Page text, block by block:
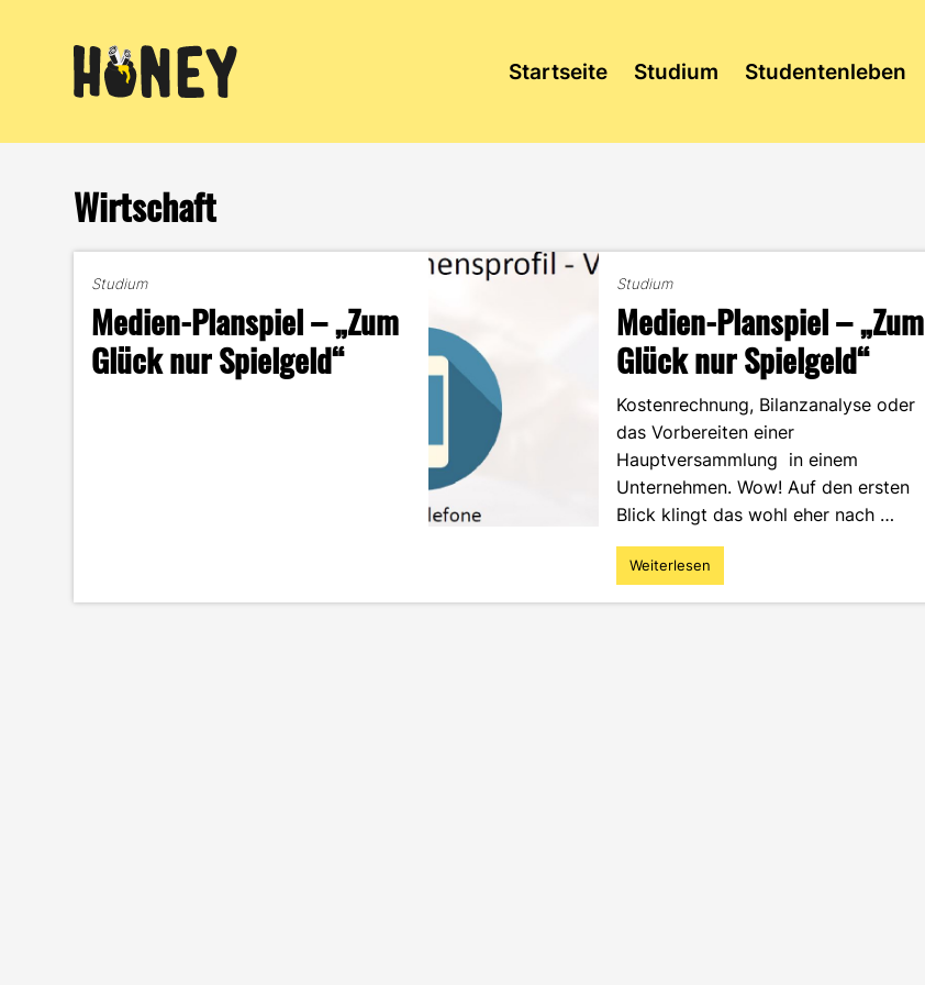
Startseite Studium Studentenleben
Wirtschaft
Studium
Medien-Planspiel – „Zum
Glück nur Spielgeld“
Studium
Medien-Planspiel – „Zum
Glück nur Spielgeld“
Kostenrechnung, Bilanzanalyse oder
das Vorbereiten einer
Hauptversammlung in einem
Unternehmen. Wow! Auf den ersten
Blick klingt das wohl eher nach …
"Medien-
Planspiel
Weiterlesen